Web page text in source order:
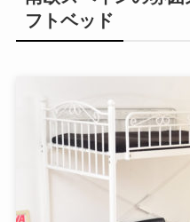
フトベッド